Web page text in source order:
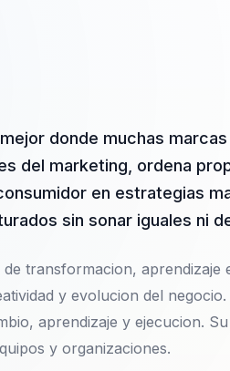
donde muchas
del marketing, ordena
en estrategias
sin sonar iguales ni
transformacion,
y evolucion del
aprendizaje y ejecucion.
y organizaciones.